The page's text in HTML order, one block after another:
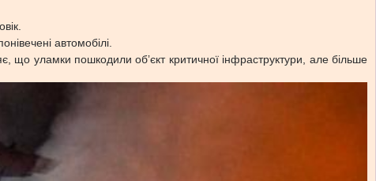
автомобілі.
що уламки пошкодили обʼєкт критичної інфраструктури, але більше